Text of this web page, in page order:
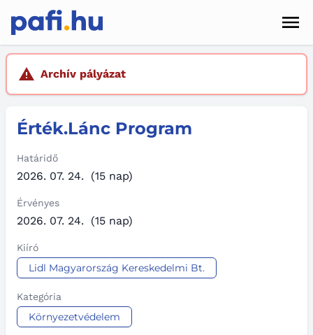
Hírek
Pályázatok
Szolgáltatások
Kapcsolat
Sötét mód
Archív pályázat
Érték.Lánc Program
Határidő
2026. 07. 24. (15 nap)
Érvényes
2026. 07. 24. (15 nap)
Kiíró
Lidl Magyarország Kereskedelmi Bt.
Kategória
Környezetvédelem